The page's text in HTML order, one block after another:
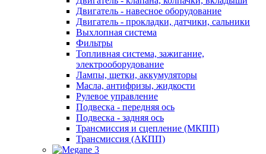
Двигатель - навесное оборудование
Двигатель - прокладки, датчики, сальники
Выхлопная система
Фильтры
Топливная система, зажигание,
электрооборудование
Лампы, щетки, аккумуляторы
Масла, антифризы, жидкости
Рулевое управление
Подвеска - передняя ось
Подвеска - задняя ось
Трансмиссия и сцепление (МКПП)
Трансмиссия (АКПП)